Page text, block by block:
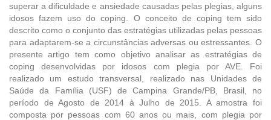
superar a dificuldade e ansiedade causadas pelas plegias, alguns
idosos fazem uso do coping. O conceito de coping tem sido
descrito como o conjunto das estratégias utilizadas pelas pessoas
para adaptarem-se a circunstâncias adversas ou estressantes. O
presente artigo tem como objetivo analisar as estratégias de
coping desenvolvidas por idosos com plegia por AVE. Foi
realizado um estudo transversal, realizado nas Unidades de
Saúde da Família (USF) de Campina Grande/PB, Brasil, no
período de Agosto de 2014 à Julho de 2015. A amostra foi
composta por pessoas com 60 anos ou mais, com plegia por